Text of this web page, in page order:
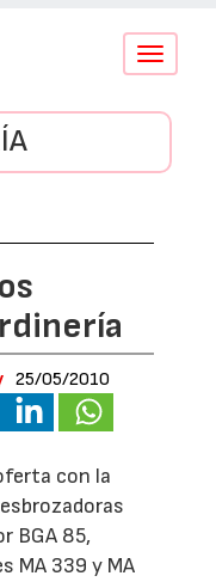
Conmutar
25/05/2010
con la
BGA 85,
MA 339 y MA